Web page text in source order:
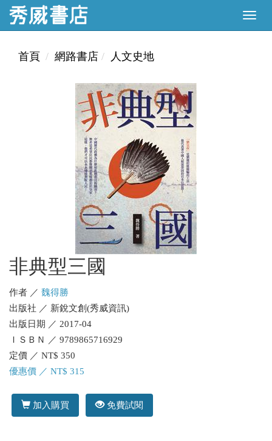
首頁 網路書店 人文史地
非典型三國
作者 ／ 魏得勝
出版社 ／ 新銳文創(秀威資訊)
出版日期 ／ 2017-04
ＩＳＢＮ ／ 9789865716929
定價 ／ NT$ 350
優惠價 ／ NT$ 315
加入購買 免費試閱